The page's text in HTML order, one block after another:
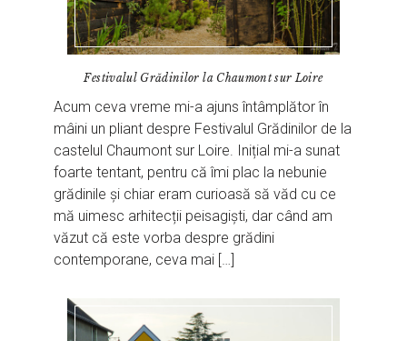
Festivalul Grădinilor la Chaumont sur Loire
Acum ceva vreme mi-a ajuns întâmplător în
mâini un pliant despre Festivalul Grădinilor de la
castelul Chaumont sur Loire. Inițial mi-a sunat
foarte tentant, pentru că îmi plac la nebunie
grădinile și chiar eram curioasă să văd cu ce
mă uimesc arhitecții peisagiști, dar când am
văzut că este vorba despre grădini
contemporane, ceva mai […]